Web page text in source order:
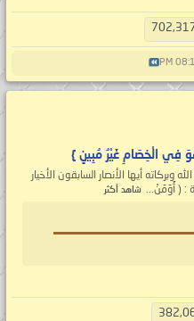
08:19
فِي الْخِصَامِ غَيْرُ مُبِينٍ }
وبركاته أيها الأنصار السابقون الأخيار
: ( أَوَمَنْ... شاهد أكثر